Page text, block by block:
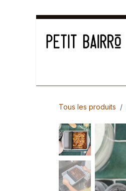
Se rendre au contenu
Tous les produits